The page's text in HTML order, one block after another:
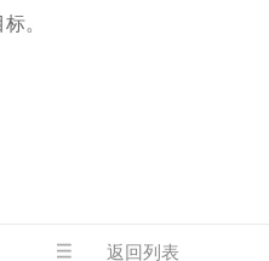
。
返回列表